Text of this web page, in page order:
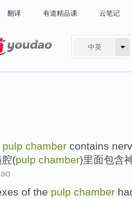
翻译 有道精品课 云笔记
中英
pulp chamber contains
(pulp chamber)里面包含
of the pulp chamber